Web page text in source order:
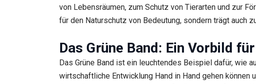
von Lebensräumen, zum Schutz von Tierarten und zur
für den Naturschutz von Bedeutung, sondern trägt auch
Das Grüne Band: Ein Vorbild
Das Grüne Band ist ein leuchtendes Beispiel dafür, wie
wirtschaftliche Entwicklung Hand in Hand gehen